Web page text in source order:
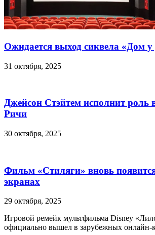
Ожидается выход сиквела «Дом у
31 октября, 2025
Джейсон Стэйтем исполнит роль
Ричи
30 октября, 2025
Фильм «Стиляги» вновь
экранах
29 октября, 2025
Игровой ремейк мультфильма Disney
официально вышел в зарубежных онлайн-